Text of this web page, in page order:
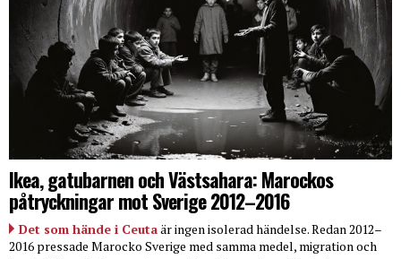
Ikea, gatubarnen och Västsahara: Marockos
påtryckningar mot Sverige 2012–2016
Det som hände i Ceutaär ingen isolerad händelse. Redan 2012–
2016 pressade Marocko Sverige med samma medel, migration och